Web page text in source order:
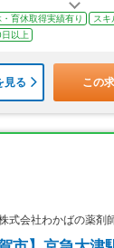
・育休取得実績有り スキ
以上
見る この
会社わかばの薬剤